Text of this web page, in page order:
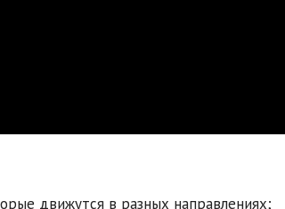
движутся в разных направлениях;